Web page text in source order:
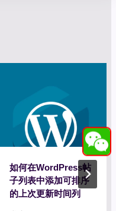
如何在WordPress帖
子列表中添加可排序
的上次更新时间列